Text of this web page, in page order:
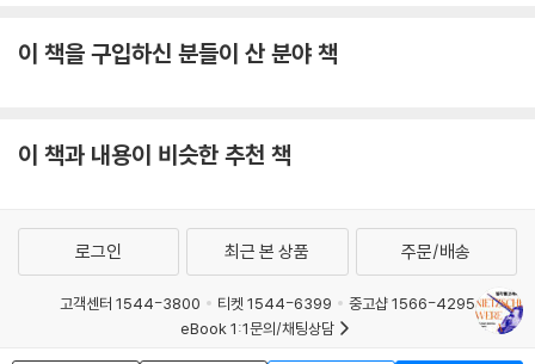
이 책을 구입하신 분들이 산 분야 책
이 책과 내용이 비슷한 추천 책
로그인 최근 본 상품 주문/배송
고객센터 1544-3800 티켓 1544-6399
중고샵 1566-4295
eBook 1:1문의/채팅상담